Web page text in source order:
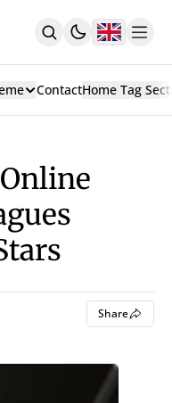
ContactHome Tag
Share